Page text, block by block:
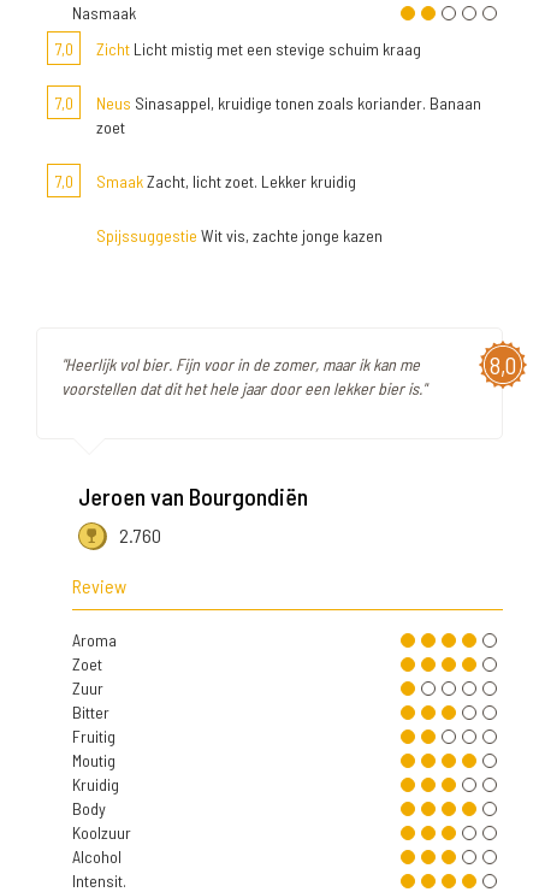
Nasmaak
7,0
Zicht Licht mistig met een stevige schuim kraag
7,0 Neus Sinasappel, kruidige tonen zoals koriander. Banaan
zoet
7,0 SmaakZacht, licht zoet. Lekker kruidig
Spijssuggestie Wit vis, zachte jonge kazen
8,0
"Heerlijk vol bier. Fijn voor in de zomer, maar ik kan me
voorstellen dat dit het hele jaar door een lekker bier is."
Jeroen van Bourgondiën
2.760
Review
Aroma
Zoet
Zuur
Bitter
Fruitig
Moutig
Kruidig
Body
Koolzuur
Alcohol
Intensit.